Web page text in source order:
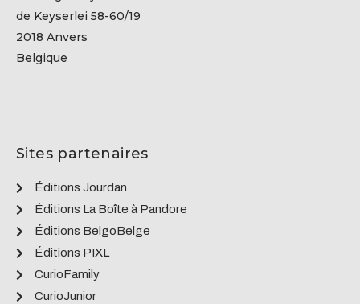
de Keyserlei 58-60/19
2018 Anvers
Belgique
Sites partenaires
Éditions Jourdan
Éditions La Boîte à Pandore
Éditions BelgoBelge
Éditions PIXL
CurioFamily
CurioJunior